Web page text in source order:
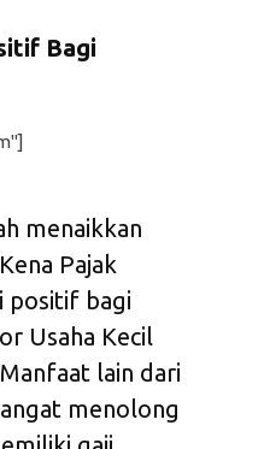
Bagi
menaikkan
Pajak
positif bagi
Usaha Kecil
lain dari
menolong